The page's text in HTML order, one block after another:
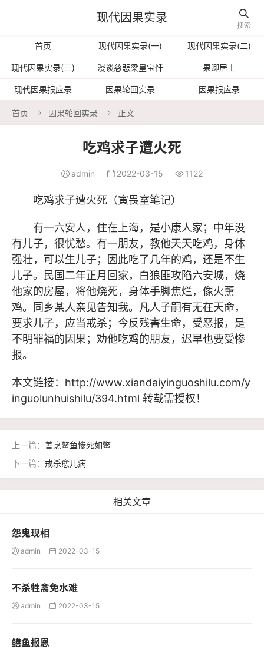
现代因果实录 
搜索
首页 现代因果实录(一) 现代因果实录(二)
现代因果实录(三) 漫谈慈悲梁皇宝忏 果卿居士
现代因果报应录 因果轮回实录 因果报应录
首页  因果轮回实录  正文
吃鸡求子遭火死
 admin  2022-03-15  1122
吃鸡求子遭火死（寅畏室笔记）
有一六安人，住在上海，是小康人家；中年没
有儿子，很忧愁。有一朋友，教他天天吃鸡，身体
强壮，可以生儿子；因此吃了几年的鸡，还是不生
儿子。民国二年正月回家，白狼匪攻陷六安城，烧
他家的房屋，将他烧死，身体手脚焦烂，像火薰
鸡。同乡某人亲见告知我。凡人子嗣有无在天命，
要求儿子，应当戒杀；今反残害生命，受恶报，是
不明罪福的因果；劝他吃鸡的朋友，迟早也要受惨
报。
本文链接： http://www.xiandaiyinguoshilu.com/y
inguolunhuishilu/394.html 转载需授权！
上一篇： 善烹鳖鱼惨死如鳖
下一篇： 戒杀愈儿病
相关文章
怨鬼现相
 admin  2022-03-15
不杀牲禽免水难
 admin  2022-03-15
鳝鱼报恩